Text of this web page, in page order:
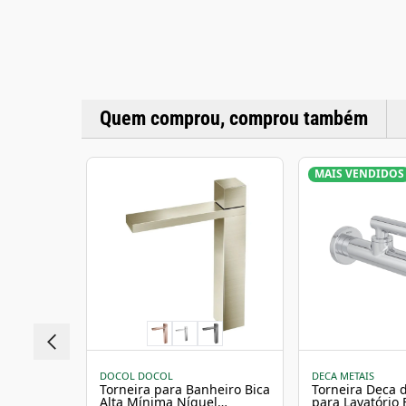
Quem comprou, comprou também
DOCOL DOCOL
Torneira para Banheiro Bica
Alta Mínima Níquel
DECA METAIS
Torneira Deca
para Lavatório
MAIS VENDIDOS